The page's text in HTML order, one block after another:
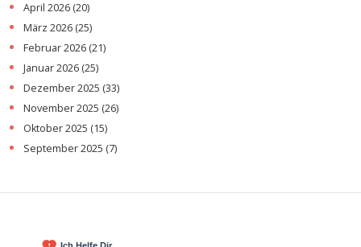
April 2026 (20)
März 2026 (25)
Februar 2026 (21)
Januar 2026 (25)
Dezember 2025 (33)
November 2025 (26)
Oktober 2025 (15)
September 2025 (7)